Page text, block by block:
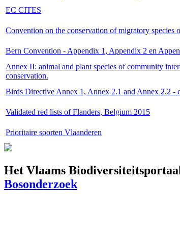
EC CITES
Convention on the conservation of migratory
Bern Convention - Appendix 1, Appendix 2 en
Annex II: animal and plant species of community
conservation.
Birds Directive Annex 1, Annex 2.1 and Annex 2.2 -
Validated red lists of Flanders, Belgium 2015
Prioritaire soorten Vlaanderen
Het Vlaams
Bosonderzoek